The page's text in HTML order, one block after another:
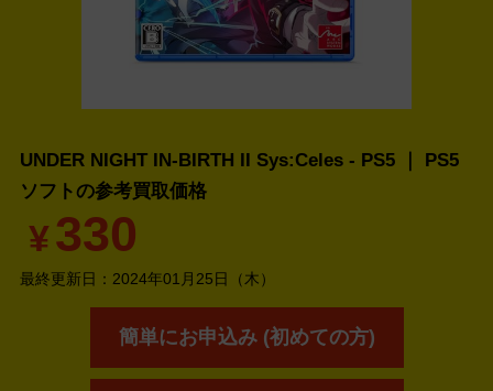
UNDER NIGHT IN-BIRTH II Sys:Celes - PS5 ｜ PS5
ソフトの参考買取価格
¥330
最終更新日： 2024年01月25日（木）
簡単にお申込み (初めての方)